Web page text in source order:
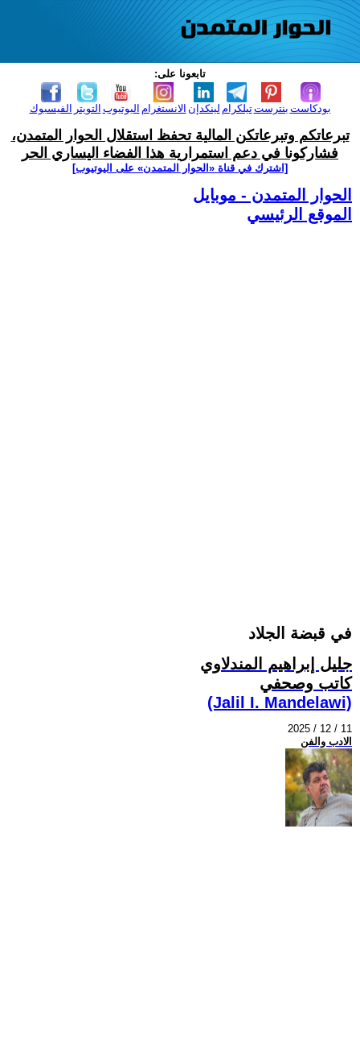
تابعونا على:
الفيسبوك التويتر اليوتيوب الانستغرام لينكدإن تيلكرامبنترست بودكاست
تبرعاتكم وتبرعاتكن المالية تحفظ استقلال الحوار المتمدن،
فشاركونا في دعم استمرارية هذا الفضاء اليساري الحر
[اشترك في قناة ‫«الحوار المتمدن» على اليوتيوب]
الحوار المتمدن - موبايل
الموقع الرئيسي
في قبضة الجلاد
جليل إبراهيم المندلاوي
كاتب وصحفي
(Jalil I. Mandelawi)
2025 / 12 / 11
الادب والفن